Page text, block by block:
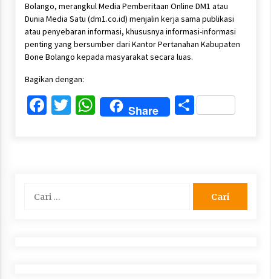
Bolango, merangkul Media Pemberitaan Online DM1 atau
Dunia Media Satu (dm1.co.id) menjalin kerja sama publikasi
atau penyebaran informasi, khususnya informasi-informasi
penting yang bersumber dari Kantor Pertanahan Kabupaten
Bone Bolango kepada masyarakat secara luas.
Bagikan dengan:
Facebook
Twitter
WhatsApp
Share Share
untuk: